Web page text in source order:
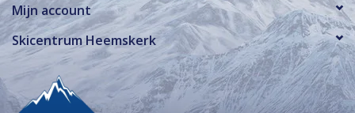
Mijn account
Skicentrum Heemskerk